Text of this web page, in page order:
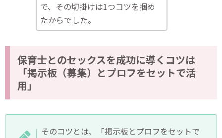
で、その切掛けは1つコツを掴め
たからでした。
保育士とのセックスを成功に導くコツは
「掲示板（募集）とプロフをセットで活
用」
そのコツとは、「掲示板とプロフをセットで